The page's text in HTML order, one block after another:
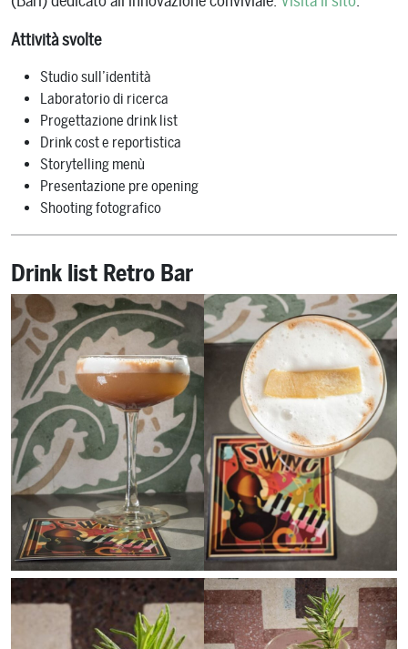
Attività svolte
Studio sull’identità
Laboratorio di ricerca
Progettazione drink list
Drink cost e reportistica
Storytelling menù
Presentazione pre opening
Shooting fotografico
Drink list Retro Bar